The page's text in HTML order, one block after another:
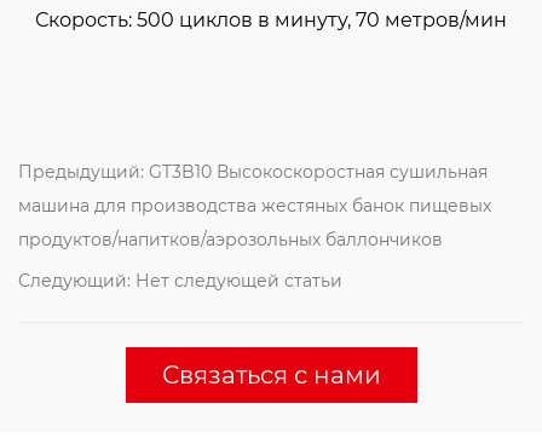
Скорость: 500 циклов в минуту, 70 метров/мин
Предыдущий: GT3B10 Высокоскоростная сушильная
машина для производства жестяных банок пищевых
продуктов/напитков/аэрозольных баллончиков
Следующий: Нет следующей статьи
Связаться с нами